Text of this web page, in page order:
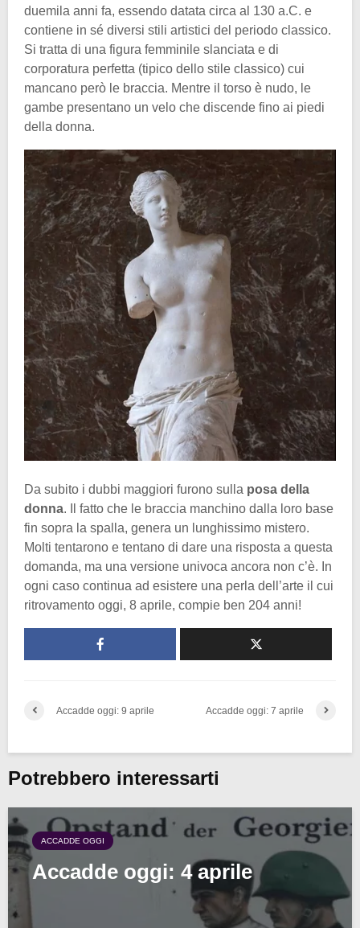
duemila anni fa, essendo datata circa al 130 a.C. e
contiene in sé diversi stili artistici del periodo classico.
Si tratta di una figura femminile slanciata e di
corporatura perfetta (tipico dello stile classico) cui
mancano però le braccia. Mentre il torso è nudo, le
gambe presentano un velo che discende fino ai piedi
della donna.
Da subito i dubbi maggiori furono sulla posa della
donna. Il fatto che le braccia manchino dalla loro base
fin sopra la spalla, genera un lunghissimo mistero.
Molti tentarono e tentano di dare una risposta a questa
domanda, ma una versione univoca ancora non c’è. In
ogni caso continua ad esistere una perla dell’arte il cui
ritrovamento oggi, 8 aprile, compie ben 204 anni!
Accadde oggi: 9 aprile Accadde oggi: 7 aprile
Potrebbero interessarti
ACCADDE OGGI
Accadde oggi: 4 aprile